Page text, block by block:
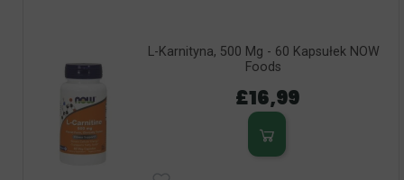
L-Karnityna, 500 Mg - 60 Kapsułek NOW
Foods
£16,99